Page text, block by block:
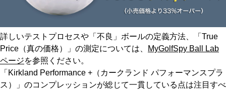
詳しいテストプロセスや「不良」ボールの定義方法、「True
Price（真の価格）」の測定については、
MyGolfSpy Ball Lab
ページを参照ください。
「Kirkland Performance +（カークランド パフォーマンスプラ
ス）」のコンプレッションが総じて一貫している点は注目すべ